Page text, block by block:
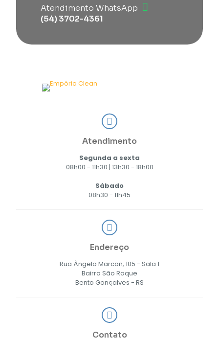
Atendimento WhatsApp
(54) 3702-4361
Atendimento
Segunda a sexta
08h00 - 11h30 | 13h30 - 18h00
Sábado
08h30 - 11h45
Endereço
Rua Ângelo Marcon, 105 - Sala 1
Bairro São Roque
Bento Gonçalves - RS
Contato